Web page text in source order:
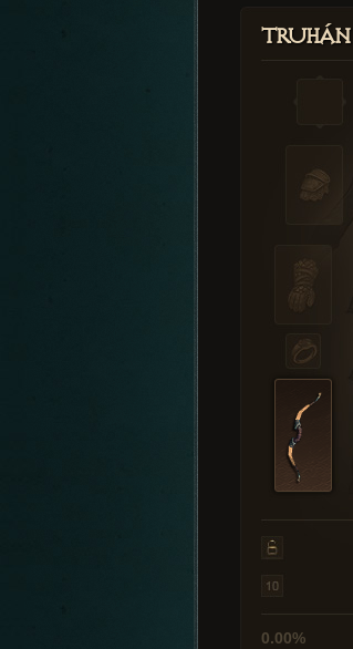
Truhán
0.00%